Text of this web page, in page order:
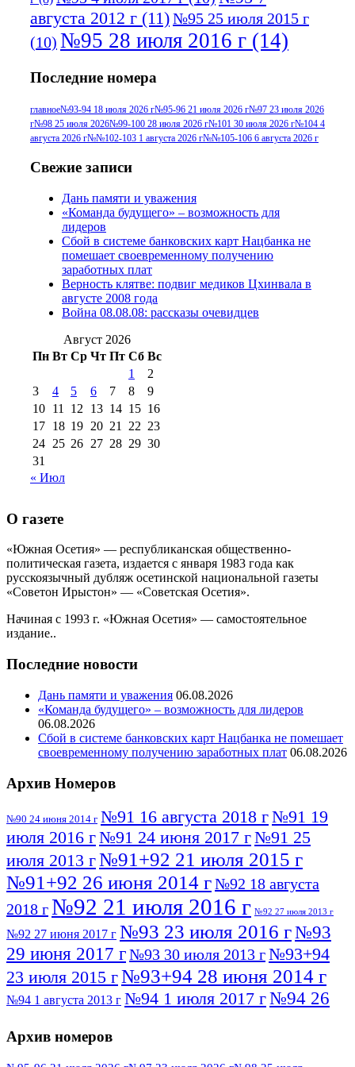
августа 2012 г (11)№95 25 июля 2015 г
(10) №95 28 июля 2016 г (14)
июля 2017 г(11)№96 9 августа 2012
г(13) №96 28 июля 2015 г(9) №96+97 3
июля 2014 г(10)№96+97 30 июля
июля 2017 г
2012 г(15)№97 30 июля 2015 г
(15)№98 1 августа 2015 г
августа 2016 г(10)№98 5 июля 2014 г(10)
№98 8 августа 2013 г
августа 2012 г(14)
2017 г(9)
№99 4 августа
2016 г(12) №99 8 июля 2014 г
августа 2012 г(11)
августа 2013 г
(12)
Последние номера
главное№93-94 18 июля 2026 г№95-96 21 июля 2026 г№97 23 июля 2026
г№98 25 июля 2026№99-100 28 июля 2026 г№101 30 июля 2026 г№104 4
августа 2026 г№№102-103 1 августа 2026 г№№105-106 6 августа 2026 г
Свежие записи
Дань памяти и уважения
«Команда будущего» – возможность для
лидеров
Сбой в системе банковских карт Нацбанка не
помешает своевременному получению
заработных плат
Верность клятве: подвиг медиков Цхинвала в
августе 2008 года
Война 08.08.08: рассказы очевидцев
Август 2026
Пн Вт Ср Чт Пт Сб Вс
1
2
3
4 5 6 7 8
9
10 11 12 13 14 15 16
17 18 19 20 21 22 23
24 25 26 27 28 29 30
31
« Июл
О газете
«Южная Осетия» — республиканская общественно-
политическая газета, издается с января 1983 года как
русскоязычный дубляж осетинской национальной газеты
«Советон Ирыстон» — «Советская Осетия».
Начиная с 1993 г. «Южная Осетия» — самостоятельное
издание..
Последние новости
Дань памяти и уважения 06.08.2026
«Команда будущего» – возможность для лидеров
06.08.2026
Сбой в системе банковских карт Нацбанка не помешает
своевременному получению заработных плат 06.08.2026
Архив Номеров
№90 24 июня 2014 г №91 16 августа 2018 г№91 19
июля 2016 г№91 24 июня 2017 г№91 25
июля 2013 г№91+92 21 июля 2015 г
№91+92 26 июня 2014 г№92 18 августа
2018 г№92 21 июля 2016 г №92 27 июля 2013 г
№92 27 июня 2017 г №93 23 июля 2016 г№93
29 июня 2017 г№93 30 июля 2013 г№93+94
23 июля 2015 г№93+94 28 июня 2014 г
№94 1 августа 2013 г №94 1 июля 2017 г№94 26
№95 7 августа 2012 г
Архив номеров